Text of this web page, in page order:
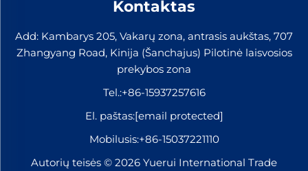
Kontaktas
Add: Kambarys 205, Vakarų zona, antrasis aukštas, 707
Zhangyang Road, Kinija (Šanchajus) Pilotinė laisvosios
prekybos zona
Tel.:+86-15937257616
El. paštas:[email protected]
Mobilusis:+86-15037221110
Autorių teisės © 2026 Yuerui International Trade